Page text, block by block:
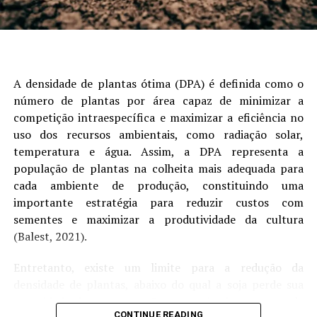
Autor:Conab
UP NEXT
Milho/BR: Milho avança no Brasil: colheita do verão
cresce e safrinha já se aproxima de 76% – MAIS SOJA
DON'T MISS
‘Produzir alimento com responsabilidade e
sustentabilidade é o que me move’, diz sojicultora de
Guaíra (SP)
A densidade de plantas ótima (DPA) é definida como o
número de plantas por área capaz de minimizar a
competição intraespecífica e maximizar a eficiência no
uso dos recursos ambientais, como radiação solar,
temperatura e água. Assim, a DPA representa a
população de plantas na colheita mais adequada para
cada ambiente de produção, constituindo uma
importante estratégia para reduzir custos com
sementes e maximizar a produtividade da cultura
(Balest, 2021).
Entretanto, existe um limite para a redução da
capacidade de compensação por meio do aumento da
CONTINUE READING